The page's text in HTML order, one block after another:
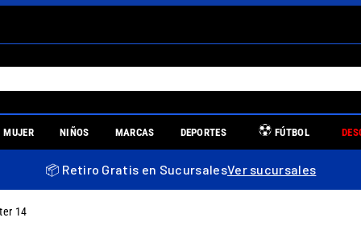
MUJER NIÑOS MARCAS DEPORTES FÚTBOL
📦 Retiro Gratis en SucursalesVer sucursales
14
MÁS BUSCADOS